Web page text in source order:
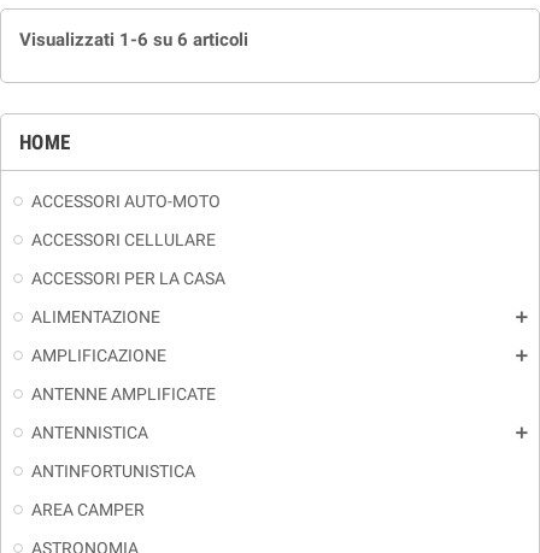
HOME
ACCESSORI AUTO-MOTO
ACCESSORI CELLULARE
ACCESSORI PER LA CASA
ALIMENTAZIONE
add
AMPLIFICAZIONE add
ANTENNE AMPLIFICATE
ANTENNISTICA
add
ANTINFORTUNISTICA
AREA CAMPER
ASTRONOMIA
Visualizzati 1-6 su 6 articoli